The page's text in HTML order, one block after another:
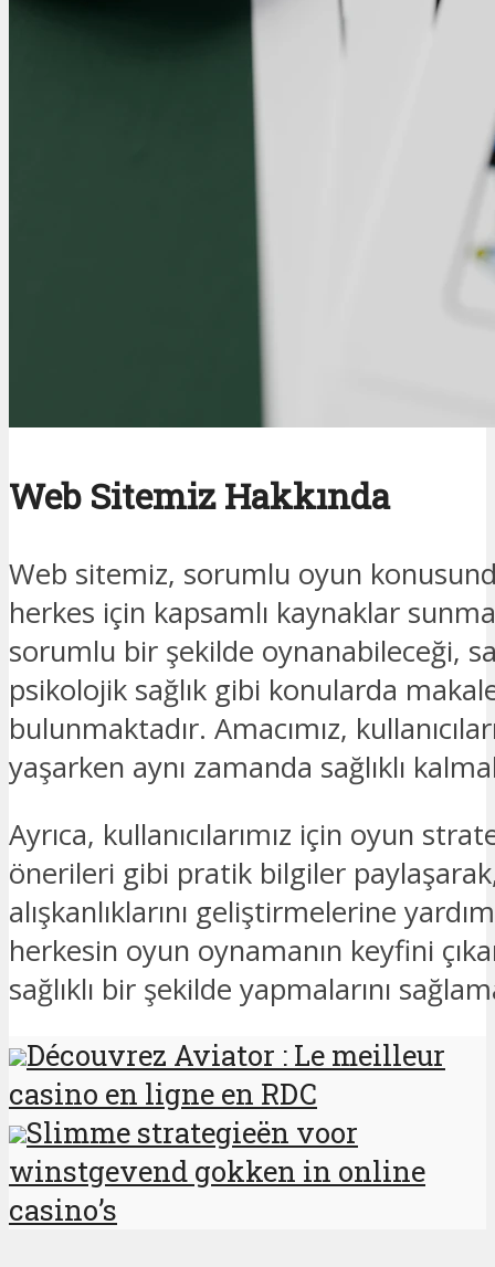
Web Sitemiz Hakkında
Web sitemiz, sorumlu oyun
herkes için kapsamlı kaynaklar
sorumlu bir şekilde oynanabileceği,
psikolojik sağlık gibi konularda
bulunmaktadır. Amacımız,
yaşarken aynı zamanda sağlıklı
Ayrıca, kullanıcılarımız için oyun
önerileri gibi pratik bilgiler
alışkanlıklarını geliştirmelerine
herkesin oyun oynamanın keyfini
sağlıklı bir şekilde yapmalarını
Découvrez Aviator : Le meilleur
casino en ligne en RDC
Slimme strategieën voor
winstgevend gokken in online
casino’s